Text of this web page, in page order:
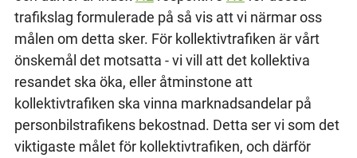
trafikslag formulerade på så vis att vi närmar oss
målen om detta sker. För kollektivtrafiken är vårt
önskemål det motsatta - vi vill att det kollektiva
resandet ska öka, eller åtminstone att
kollektivtrafiken ska vinna marknadsandelar på
personbilstrafikens bekostnad. Detta ser vi som det
viktigaste målet för kollektivtrafiken, och därför